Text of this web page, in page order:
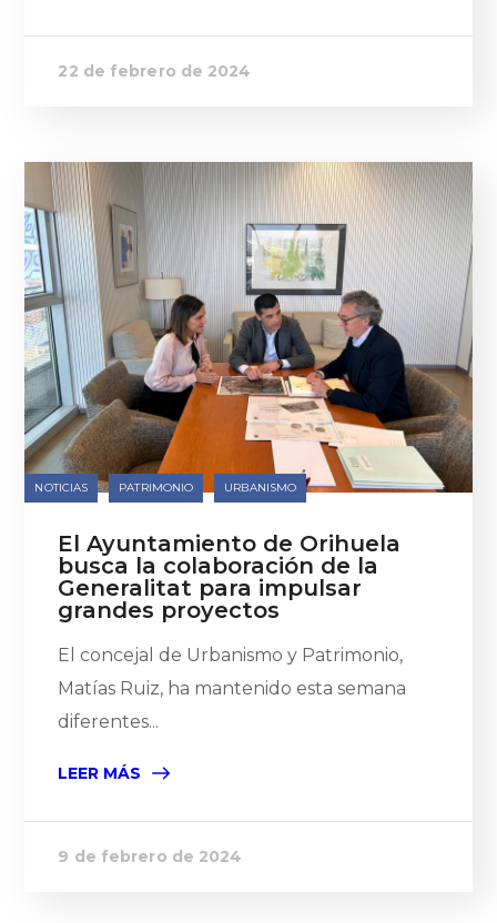
22 de febrero de 2024
NOTICIAS PATRIMONIO URBANISMO
El Ayuntamiento de Orihuela
busca la colaboración de la
Generalitat para impulsar
grandes proyectos
El concejal de Urbanismo y Patrimonio,
Matías Ruiz, ha mantenido esta semana
diferentes...
LEER MÁS
9 de febrero de 2024